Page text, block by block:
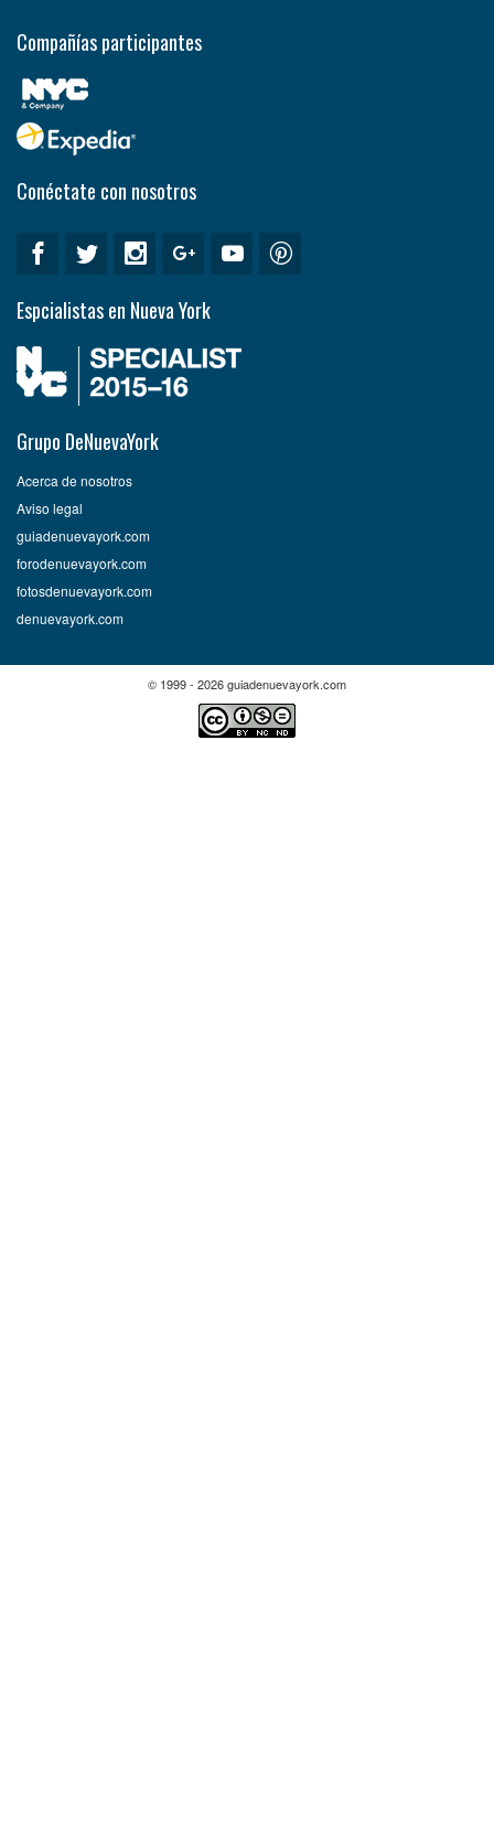
Compañías participantes
Conéctate con nosotros
Espcialistas en Nueva York
Grupo DeNuevaYork
Acerca de nosotros
Aviso legal
guiadenuevayork.com
forodenuevayork.com
fotosdenuevayork.com
denuevayork.com
© 1999 - 2026 guiadenuevayork.com